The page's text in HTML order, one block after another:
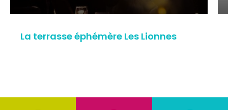
La terrasse éphémère Les Lionnes